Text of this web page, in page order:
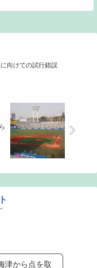
たこと、また初見のヤクルト
向けての試行錯誤
津から点を取